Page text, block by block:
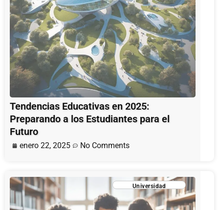
Tendencias Educativas en 2025:
Preparando a los Estudiantes para el
Futuro
enero 22, 2025 No Comments
Universidad